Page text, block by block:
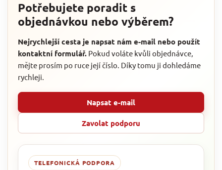
Potřebujete poradit s
objednávkou nebo výběrem?
Nejrychlejší cesta je napsat nám e-mail nebo použít
kontaktní formulář. Pokud voláte kvůli objednávce,
mějte prosím po ruce její číslo. Díky tomu ji dohledáme
rychleji.
Napsat e-mail
Zavolat podporu
TELEFONICKÁ PODPORA